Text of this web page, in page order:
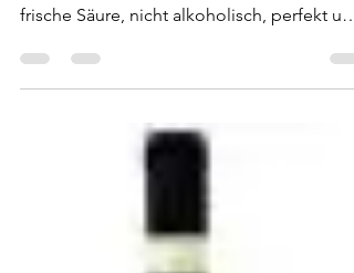
Canavese DOC 2023
Der Nebbiolo Cannavese von Le Masche
bietet intensive Bererenfrucht, kaum
frische Säure, nicht alkoholisch, perfekt um
ein Ziegengulasch in 2 Stunden wunderbar